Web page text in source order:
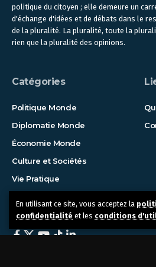
En utilisant ce site, vous acceptez la
confidentialité et les conditions
politique du citoyen ; elle demeure un
d'échange d'idées et de débats dans le
de la pluralité. La pluralité, toute la
rien que la pluralité des opinions.
Catégories
Politique Monde
Diplomatie Monde
Économie Monde
Culture et Sociétés
Vie Pratique
Suivez-nous !